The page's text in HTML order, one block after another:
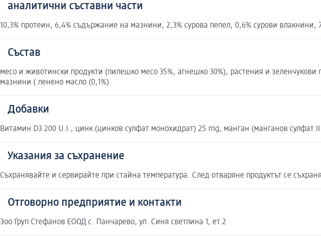
аналитични съставни части
10,3% протеин, 6,4% съдържание на мазнини, 2,3% сурова пепел, 0,6% сурови влакнини,
Състав
месо и животински продукти (пилешко месо 35%, агнешко 30%), растения и
мазнини ( ленено масло (0,1%).
Добавки
Витамин D3 200 U.I., цинк (цинков сулфат монохидрат) 25 mg, манган (манганов сулфат
Указания за съхранение
Съхранявайте и сервирайте при стайна температура. След отваряне продуктът се
Отговорно предприятие и контакти
Зоо Груп Стефанов ЕООД с. Панчарево, ул. Синя светлина 1, ет.2